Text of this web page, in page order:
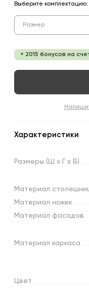
Выберите комплектацию:
Размер
+ 2015 бонусов на
Характеристики
Размеры (Ш х х В)
Материал
Материал ножек
Материал фасадов
Материал каркаса
Цвет